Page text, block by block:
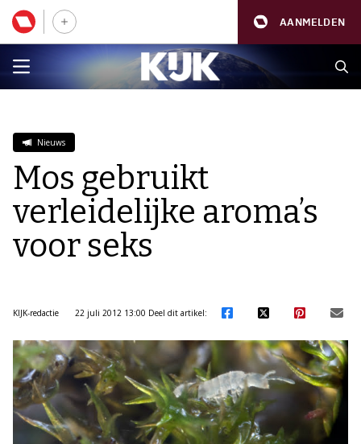
AANMELDEN
Nieuws
Mos gebruikt
verleidelijke aroma’s
voor seks
KIJK-redactie 22 juli 2012 13:00 Deel dit artikel: